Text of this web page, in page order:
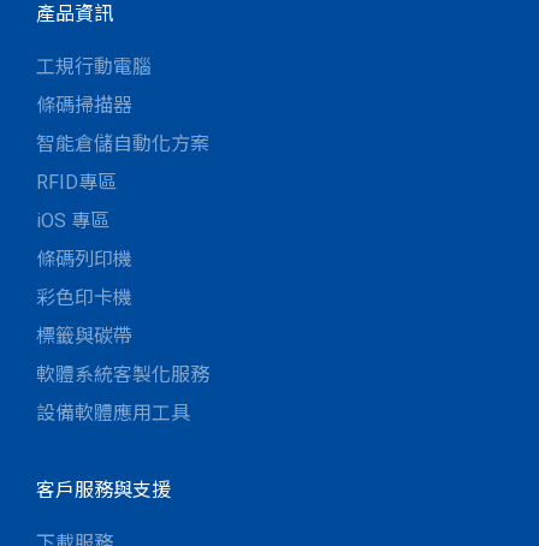
產品資訊
工規行動電腦
條碼掃描器
智能倉儲自動化方案
RFID專區
iOS 專區
條碼列印機
彩色印卡機
標籤與碳帶
軟體系統客製化服務
設備軟體應用工具
客戶服務與支援